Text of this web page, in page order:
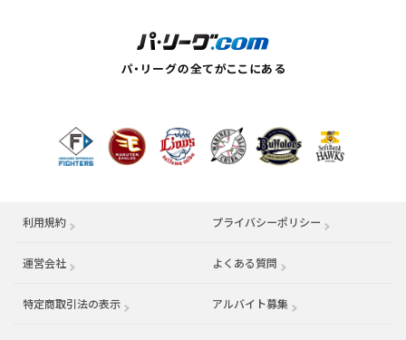
利用規約 プライバシーポリシー
運営会社 （別ウィンドウで開く） よくある質問
特定商取引法の表示 アルバイト募集 （別ウィンドウで開く